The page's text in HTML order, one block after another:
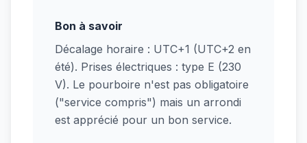
Bon à savoir
Décalage horaire : UTC+1 (UTC+2 en
été). Prises électriques : type E (230
V). Le pourboire n'est pas obligatoire
("service compris") mais un arrondi
est apprécié pour un bon service.